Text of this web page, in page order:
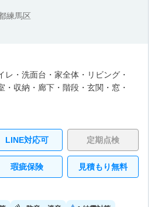
練馬区
レ・ 洗面台・ 家全体・ リビング・
・ 収納・ 廊下・ 階段・ 玄関・ 窓・
LINE対応可 定期点検
瑕疵保険 見積もり無料